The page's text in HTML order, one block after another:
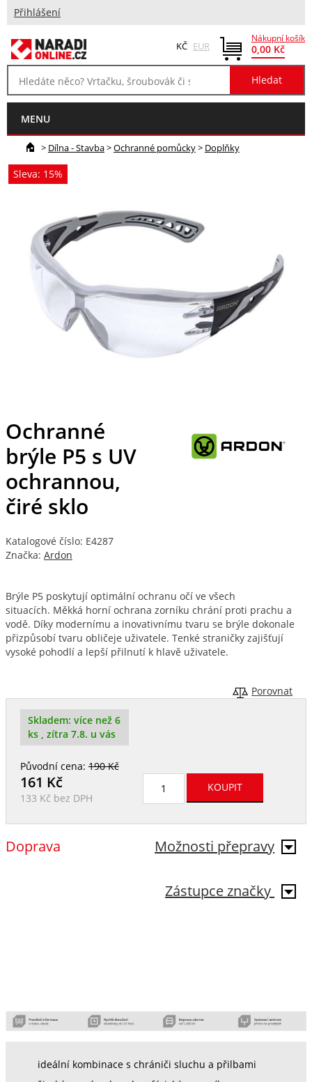
Přihlášení
Nákupní košík
0,00 Kč
KČ EUR
MENU
> Dílna - Stavba>Ochranné pomůcky> Doplňky
Sleva: 15%
Ochranné
brýle P5 s UV
ochrannou,
čiré sklo
Katalogové číslo: E4287
Značka: Ardon
Brýle P5 poskytují optimální ochranu očí ve všech
situacích. Měkká horní ochrana zorníku chrání proti prachu a
vodě. Díky modernímu a inovativnímu tvaru se brýle dokonale
přizpůsobí tvaru obličeje uživatele. Tenké straničky zajišťují
vysoké pohodlí a lepší přilnutí k hlavě uživatele.
Porovnat
Skladem: více než 6
ks , zítra 7.8. u vás
Původní cena:190 Kč
161 Kč
133 Kč bez DPH
Možnosti přepravy
Doprava
Zástupce značky
ideální kombinace s chrániči sluchu a přilbami